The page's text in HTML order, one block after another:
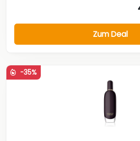
Zum Deal
-35%